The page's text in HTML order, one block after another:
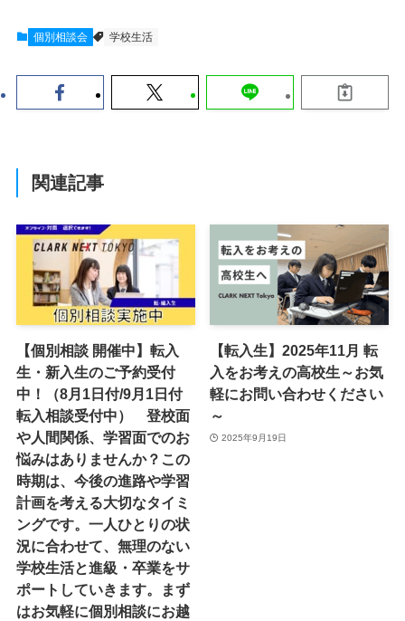
個別相談会 学校生活
関連記事
【個別相談 開催中】転入
生・新入生のご予約受付
中！（8月1日付/9月1日付
転入相談受付中） 登校面
や人間関係、学習面でのお
悩みはありませんか？この
時期は、今後の進路や学習
計画を考える大切なタイミ
ングです。一人ひとりの状
況に合わせて、無理のない
学校生活と進級・卒業をサ
ポートしていきます。まず
はお気軽に個別相談にお越
【転入生】2025年11月 転
入をお考えの高校生～お気
軽にお問い合わせください
～
2025年9月19日